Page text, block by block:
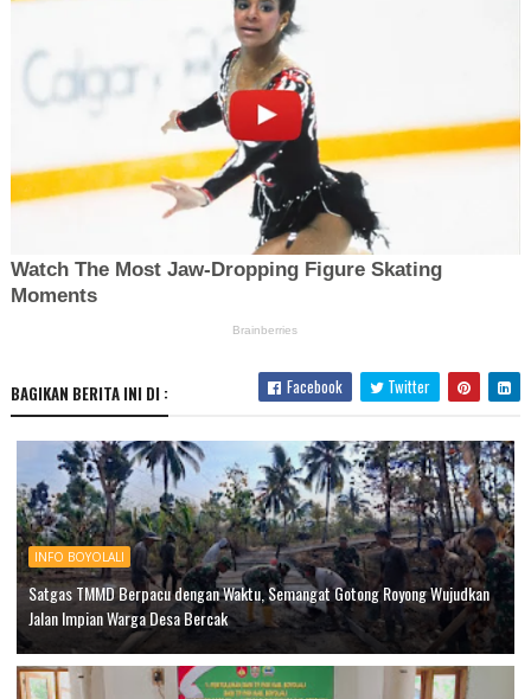
BAGIKAN BERITA INI DI : Facebook Twitter
INFO BOYOLALI
Satgas TMMD Berpacu dengan Waktu, Semangat Gotong Royong Wujudkan
Jalan Impian Warga Desa Bercak